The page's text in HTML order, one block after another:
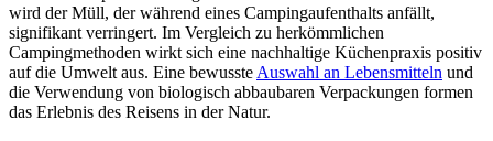
wird der Müll, der während eines Campingaufenthalts anfällt,
signifikant verringert. Im Vergleich zu herkömmlichen
Campingmethoden wirkt sich eine nachhaltige Küchenpraxis positiv
auf die Umwelt aus. Eine bewusste Auswahl an Lebensmitteln und
die Verwendung von biologisch abbaubaren Verpackungen formen
das Erlebnis des Reisens in der Natur.